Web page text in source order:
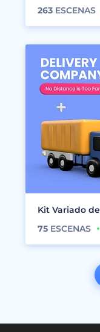
263 ESCENAS
Kit Variado
75 ESCENAS